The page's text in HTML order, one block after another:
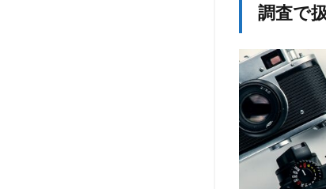
合
が
一
番
切
調査で